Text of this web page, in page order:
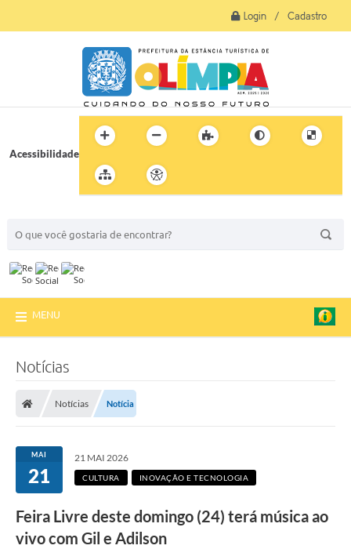
Login / Cadastro
Acessibilidade
MENU
Notícias
Notícias Notícia
MAI
21
21 MAI 2026
CULTURA INOVAÇÃO E TECNOLOGIA
Feira Livre deste domingo (24) terá música ao
vivo com Gil e Adilson